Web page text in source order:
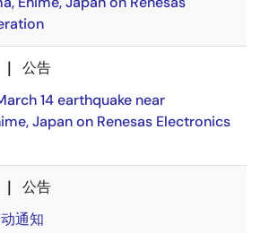
公告
14 earthquake near
Japan on Renesas Electronics
公告
通知